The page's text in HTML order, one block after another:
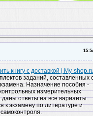
книгу с доставкой | My-
заданий, составленных
Назначение пособия -
измерительных
даны ответы на все варианты
к экзамену по литературе и